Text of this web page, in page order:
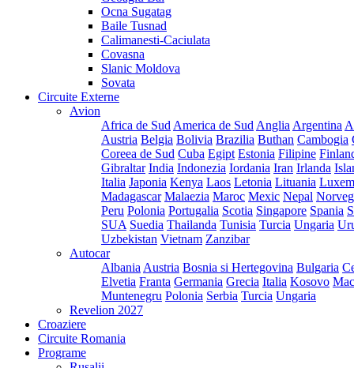
Ocna Sugatag
Baile Tusnad
Calimanesti-Caciulata
Covasna
Slanic Moldova
Sovata
Circuite Externe
Avion
Africa de Sud America de Sud Anglia Argentina
Austria Belgia Bolivia Brazilia Buthan Cambogia
Coreea de Sud Cuba Egipt Estonia Filipine
Gibraltar India Indonezia Iordania Iran Irlanda
Italia Japonia Kenya Laos Letonia Lituania
Madagascar Malaezia Maroc Mexic Nepal
Peru Polonia Portugalia Scotia Singapore Spania
SUA Suedia Thailanda Tunisia Turcia Ungaria
Uzbekistan Vietnam Zanzibar
Autocar
Albania Austria Bosnia si Hertegovina Bulgaria
Elvetia Franta Germania Grecia Italia Kosovo
Muntenegru Polonia Serbia Turcia Ungaria
Revelion 2027
Croaziere
Circuite Romania
Programe